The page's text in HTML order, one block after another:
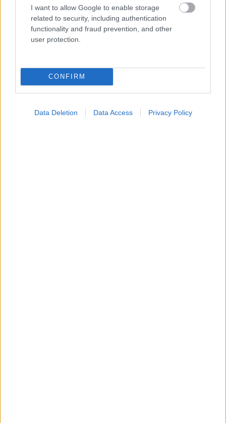
I want to allow Google to enable storage
related to security, including authentication
functionality and fraud prevention, and other
user protection.
CONFIRM
Data Deletion Data Access Privacy Policy